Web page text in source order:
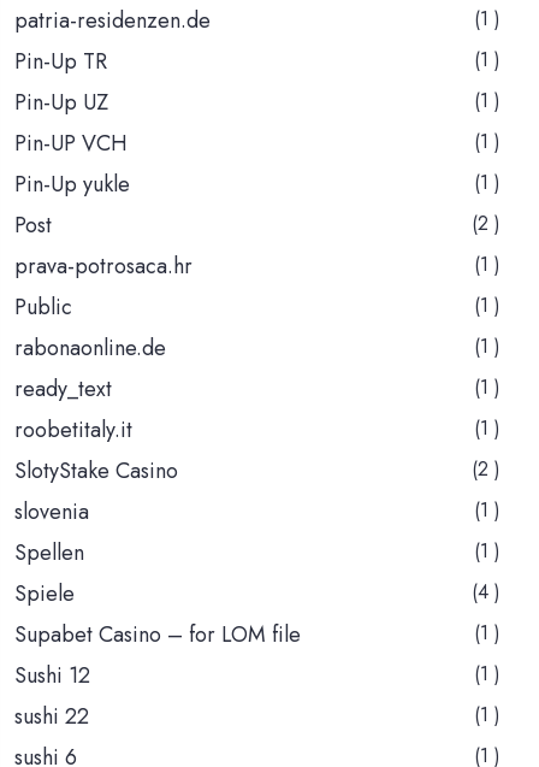
patria-residenzen.de (1 )
Pin-Up TR (1 )
Pin-Up UZ (1 )
Pin-UP VCH (1 )
Pin-Up yukle (1 )
Post (2 )
prava-potrosaca.hr (1 )
Public (1 )
rabonaonline.de (1 )
ready_text (1 )
roobetitaly.it (1 )
SlotyStake Casino (2 )
slovenia (1 )
Spellen (1 )
Spiele (4 )
Supabet Casino – for LOM file (1 )
Sushi 12 (1 )
sushi 22 (1 )
sushi 6 (1 )